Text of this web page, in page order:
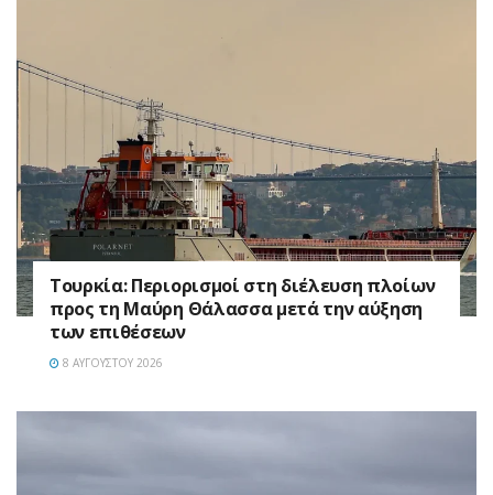
Τουρκία: Περιορισμοί στη διέλευση πλοίων
προς τη Μαύρη Θάλασσα μετά την αύξηση
των επιθέσεων
8 ΑΥΓΟΎΣΤΟΥ 2026